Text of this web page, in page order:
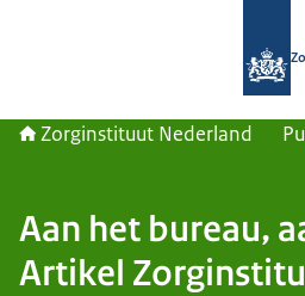
Zorginstituut Nederland
Aan het bureau,
Artikel